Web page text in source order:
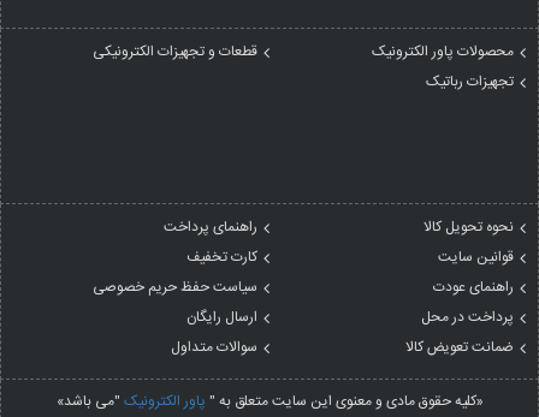
محصولات پاور الکترونیک
قطعات و تجهیزات الکترونیکی
تجهیزات رباتیک
نحوه تحویل کالا
راهنمای پرداخت
قوانین سایت
کارت تخفیف
راهنمای عودت
سیاست حفظ حریم خصوصی
پرداخت در محل
ارسال رایگان
ضمانت تعویض کالا
سوالات متداول
«کلیه حقوق مادی و معنوی این سایت متعلق به " پاور الکترونیک "می باشد»